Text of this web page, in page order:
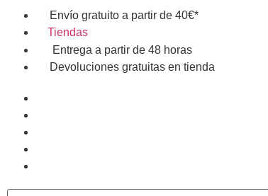
Envío gratuito a partir de 40€*
Tiendas
Entrega a partir de 48 horas
Devoluciones gratuitas en tienda